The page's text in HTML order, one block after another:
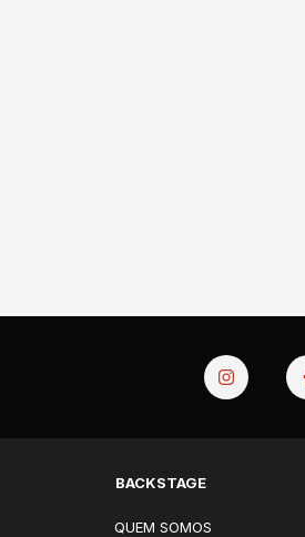
BACKSTAGE
QUEM SOMOS